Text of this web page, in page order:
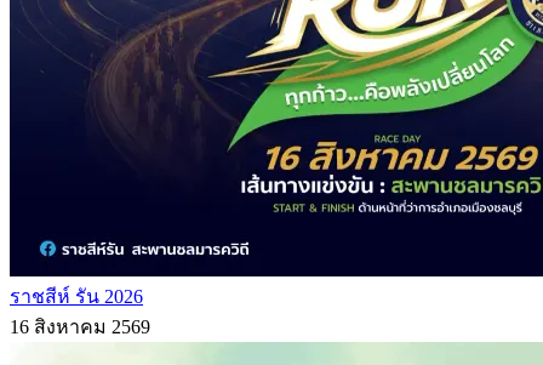
ราชสีห์ รัน 2026
16 สิงหาคม 2569